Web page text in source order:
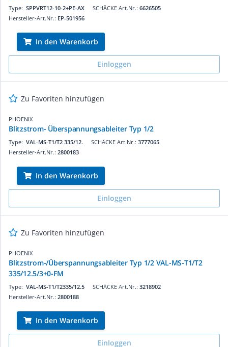
SCHÄCKE Art.Nr.: 6626505
Type: SPPVRT12-10-2+PE-AX
Hersteller-Art.Nr.: EP-501956
In den Warenkorb
Einloggen
Zu Favoriten hinzufügen
PHOENIX
Blitzstrom- Überspannungsableiter Typ 1/2
SCHÄCKE Art.Nr.: 3777065
Type: VAL-MS-T1/T2 335/12.
Hersteller-Art.Nr.: 2800183
In den Warenkorb
Einloggen
Zu Favoriten hinzufügen
PHOENIX
Blitzstrom-/Überspannungsableiter Typ 1/2 VAL-MS-T1/T2
335/12.5/3+0-FM
SCHÄCKE Art.Nr.: 3218902
Type: VAL-MS-T1/T2335/12.5
Hersteller-Art.Nr.: 2800188
In den Warenkorb
Einloggen